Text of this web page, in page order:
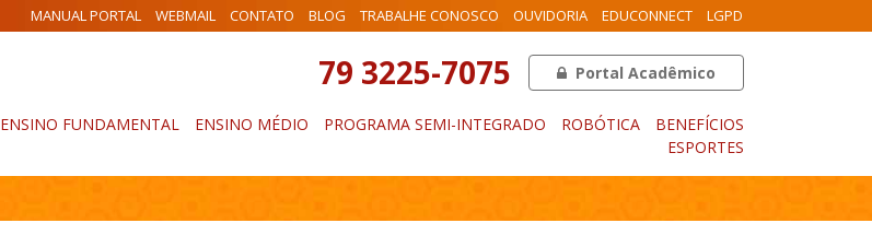
MANUAL PORTAL WEBMAIL CONTATO BLOG TRABALHE CONOSCO OUVIDORIA EDUCONNECT LGPD
79 3225-7075 Portal Acadêmico
ENSINO FUNDAMENTAL ENSINO MÉDIO PROGRAMA SEMI-INTEGRADO ROBÓTICA
BENEFÍCIOS
ESPORTES